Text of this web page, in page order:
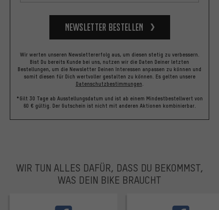
Newsletter bestellen
Wir werten unseren Newslettererfolg aus, um diesen stetig zu verbessern.
Bist Du bereits Kunde bei uns, nutzen wir die Daten Deiner letzten
Bestellungen, um die Newsletter Deinen Interessen anpassen zu können und
somit diesen für Dich wertvoller gestalten zu können. Es gelten unsere
Datenschutzbestimmungen
*Gilt 30 Tage ab Ausstellungsdatum und ist ab einem Mindestbestellwert von
60 € gültig. Der Gutschein ist nicht mit anderen Aktionen kombinierbar.
WIR TUN ALLES DAFÜR, DASS DU BEKOMMST,
WAS DEIN BIKE BRAUCHT